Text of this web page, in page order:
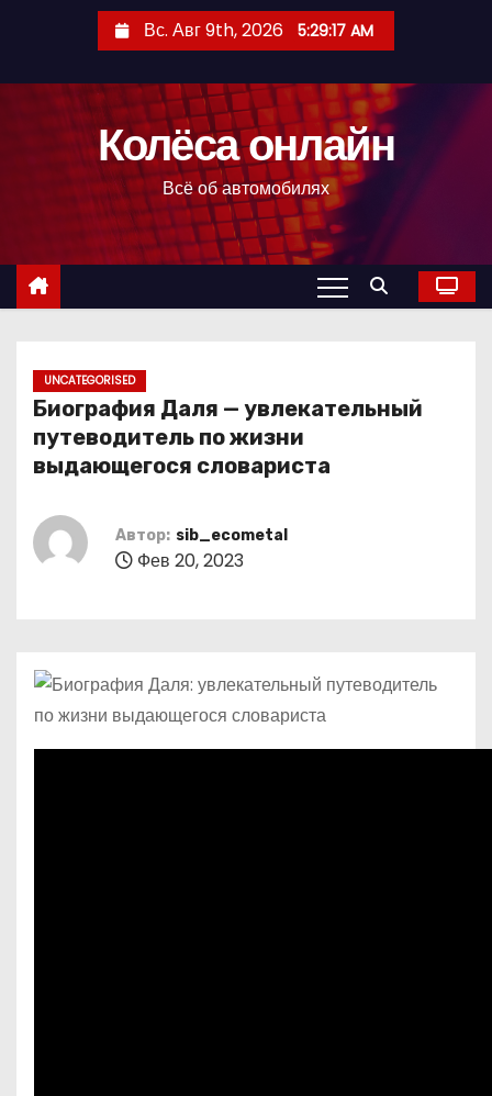
с
Вс. Авг 9th, 2026 5:29:18 AM
Колёса онлайн
Всё об автомобилях
UNCATEGORISED
Биография Даля — увлекательный
путеводитель по жизни
выдающегося словариста
Автор: sib_ecometal
Фев 20, 2023